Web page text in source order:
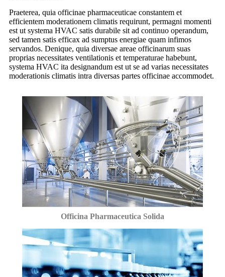
Praeterea, quia officinae pharmaceuticae constantem et
efficientem moderationem climatis requirunt, permagni momenti
est ut systema HVAC satis durabile sit ad continuo operandum,
sed tamen satis efficax ad sumptus energiae quam infimos
servandos. Denique, quia diversae areae officinarum suas
proprias necessitates ventilationis et temperaturae habebunt,
systema HVAC ita designandum est ut se ad varias necessitates
moderationis climatis intra diversas partes officinae accommodet.
Officina Pharmaceutica Solida